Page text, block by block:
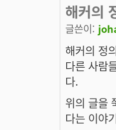
해커의
글쓴이:
해커의 정
다른 사람
다.
위의 글을
다는 이야